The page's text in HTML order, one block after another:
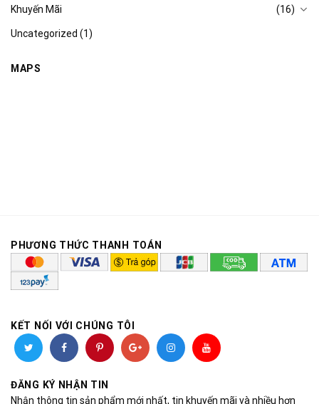
Khuyến Mãi (16)
Uncategorized (1)
MAPS
PHƯƠNG THỨC THANH TOÁN
KẾT NỐI VỚI CHÚNG TÔI
ĐĂNG KÝ NHẬN TIN
Nhận thông tin sản phẩm mới nhất, tin khuyến mãi và nhiều hơn